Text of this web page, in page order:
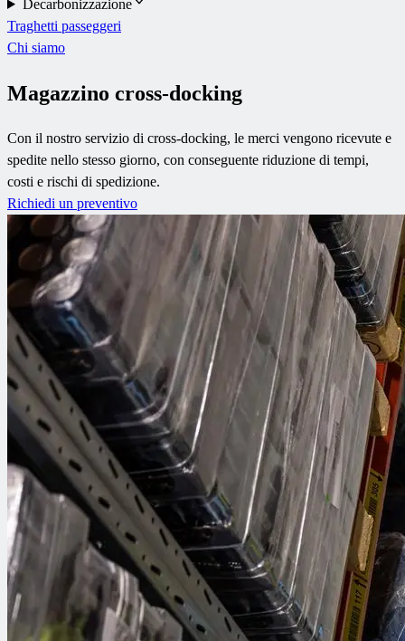
Decarbonizzazione
Traghetti passeggeri
Chi siamo
Magazzino cross-docking
Con il nostro servizio di cross-docking, le merci vengono ricevute e
spedite nello stesso giorno, con conseguente riduzione di tempi,
costi e rischi di spedizione.
Richiedi un preventivo